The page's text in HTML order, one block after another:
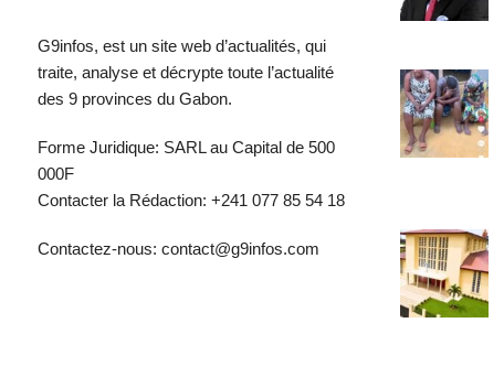
G9infos, est un site web d’actualités, qui
traite, analyse et décrypte toute l’actualité
des 9 provinces du Gabon.
Forme Juridique: SARL au Capital de 500
000F
Contacter la Rédaction: +241 077 85 54 18
Contactez-nous: contact@g9infos.com